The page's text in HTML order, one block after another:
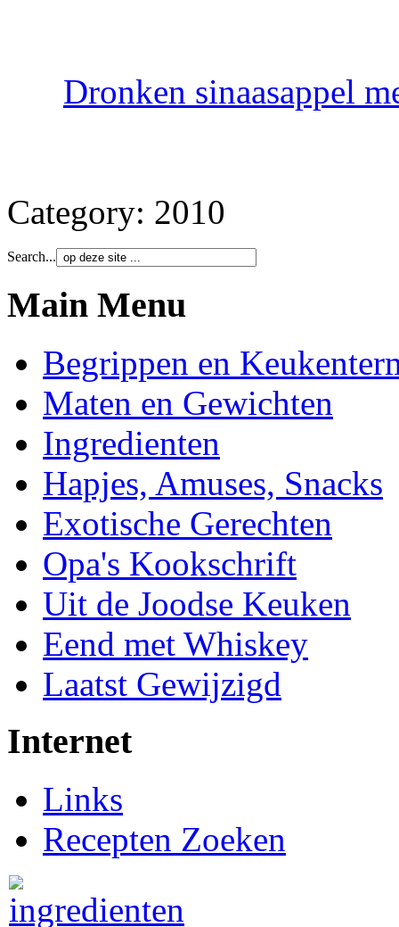
Dronken sinaasappel
Category: 2010
Search...
Main Menu
Begrippen en
Maten en Gewichten
Ingredienten
Hapjes, Amuses, Snacks
Exotische Gerechten
Opa's Kookschrift
Uit de Joodse Keuken
Eend met Whiskey
Laatst Gewijzigd
Internet
Links
Recepten Zoeken